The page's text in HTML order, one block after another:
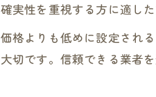
実性を重視する方に適し
格よりも低めに設定され
切です。信頼できる業者